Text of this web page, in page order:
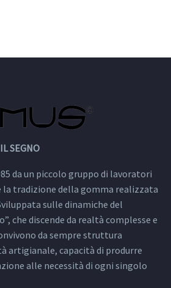
SEGNO
da un piccolo gruppo di lavoratori
la tradizione della gomma realizzata
sulle dinamiche del
che discende da realtà complesse e
da sempre struttura
artigianale, capacità di produrre
alle necessità di ogni singolo